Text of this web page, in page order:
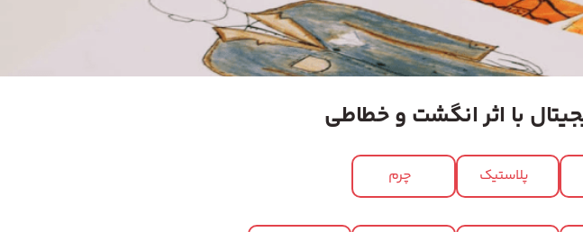
با اثر انگشت و خطاطی
پلاستیک چرم